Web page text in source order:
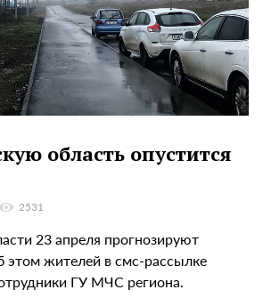
область опустится
2531
23 апреля прогнозируют
жителей в смс-рассылке
ГУ МЧС региона.